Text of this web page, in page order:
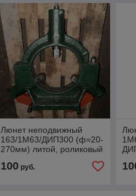
Люнет неподвижный
163/1М63/ДИП300 (ф=20-
270мм) литой, роликовый
100руб.